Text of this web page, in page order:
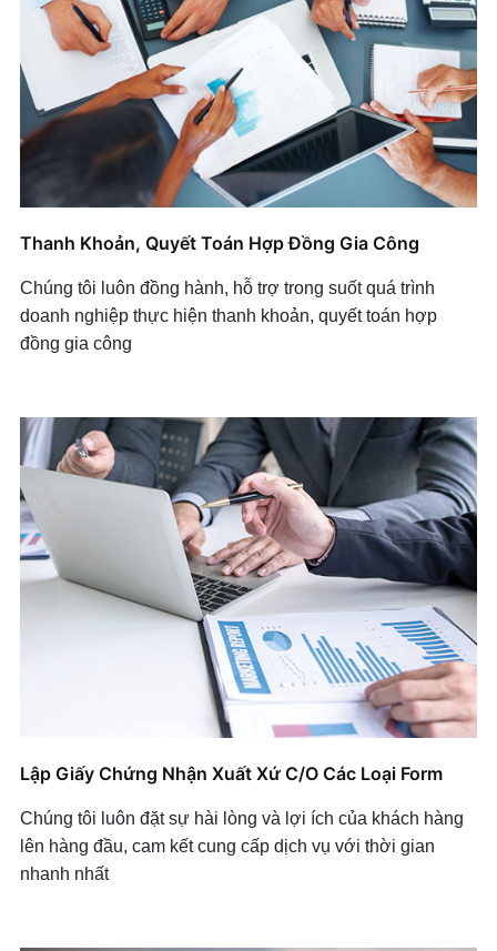
Thanh Khoản, Quyết Toán Hợp Đồng Gia Công
Chúng tôi luôn đồng hành, hỗ trợ trong suốt quá trình
doanh nghiệp thực hiện thanh khoản, quyết toán hợp
đồng gia công
Lập Giấy Chứng Nhận Xuất Xứ C/O Các Loại Form
Chúng tôi luôn đặt sự hài lòng và lợi ích của khách hàng
lên hàng đầu, cam kết cung cấp dịch vụ với thời gian
nhanh nhất